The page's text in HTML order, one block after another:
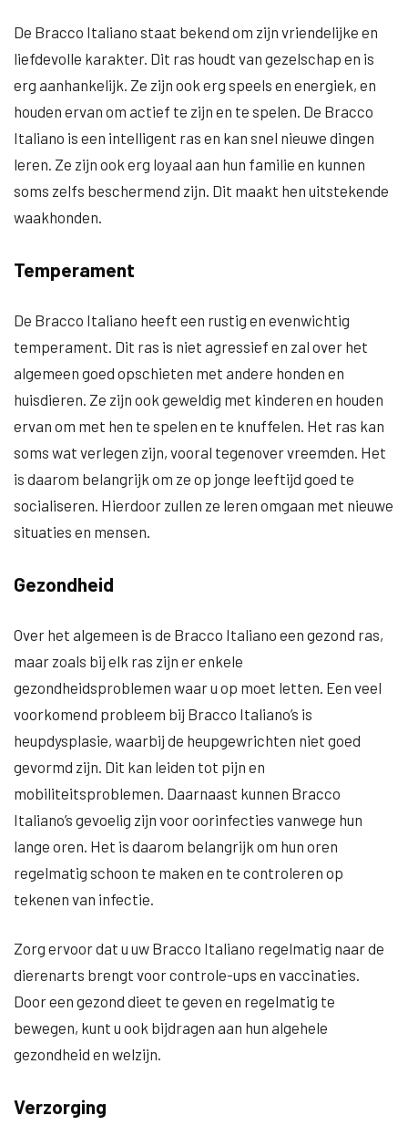
De Bracco Italiano staat bekend om zijn vriendelijke en
liefdevolle karakter. Dit ras houdt van gezelschap en is
erg aanhankelijk. Ze zijn ook erg speels en energiek, en
houden ervan om actief te zijn en te spelen. De Bracco
Italiano is een intelligent ras en kan snel nieuwe dingen
leren. Ze zijn ook erg loyaal aan hun familie en kunnen
soms zelfs beschermend zijn. Dit maakt hen uitstekende
waakhonden.
Temperament
De Bracco Italiano heeft een rustig en evenwichtig
temperament. Dit ras is niet agressief en zal over het
algemeen goed opschieten met andere honden en
huisdieren. Ze zijn ook geweldig met kinderen en houden
ervan om met hen te spelen en te knuffelen. Het ras kan
soms wat verlegen zijn, vooral tegenover vreemden. Het
is daarom belangrijk om ze op jonge leeftijd goed te
socialiseren. Hierdoor zullen ze leren omgaan met nieuwe
situaties en mensen.
Gezondheid
Over het algemeen is de Bracco Italiano een gezond ras,
maar zoals bij elk ras zijn er enkele
gezondheidsproblemen waar u op moet letten. Een veel
voorkomend probleem bij Bracco Italiano’s is
heupdysplasie, waarbij de heupgewrichten niet goed
gevormd zijn. Dit kan leiden tot pijn en
mobiliteitsproblemen. Daarnaast kunnen Bracco
Italiano’s gevoelig zijn voor oorinfecties vanwege hun
lange oren. Het is daarom belangrijk om hun oren
regelmatig schoon te maken en te controleren op
tekenen van infectie.
Zorg ervoor dat u uw Bracco Italiano regelmatig naar de
dierenarts brengt voor controle-ups en vaccinaties.
Door een gezond dieet te geven en regelmatig te
bewegen, kunt u ook bijdragen aan hun algehele
gezondheid en welzijn.
Verzorging